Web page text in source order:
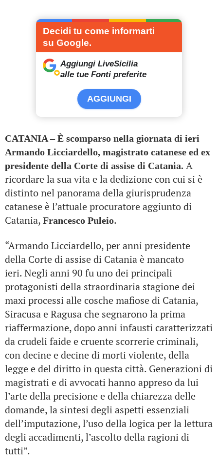
Decidi tu come informarti
su Google.
Aggiungi LiveSicilia
alle tue Fonti preferite
AGGIUNGI
CATANIA – È scomparso nella giornata di ieri
Armando Licciardello, magistrato catanese ed ex
presidente della Corte di assise di Catania. A
ricordare la sua vita e la dedizione con cui si è
distinto nel panorama della giurisprudenza
catanese è l’attuale procuratore aggiunto di
Catania, Francesco Puleio.
“Armando Licciardello, per anni presidente
della Corte di assise di Catania è mancato
ieri.Negli anni 90 fu uno dei principali
protagonisti della straordinaria stagione dei
maxi processi alle cosche mafiose di Catania,
Siracusa e Ragusa che segnarono la prima
riaffermazione, dopo anni infausti caratterizzati
da crudeli faide e cruente scorrerie criminali,
con decine e decine di morti violente, della
legge e del diritto in questa città. Generazioni di
magistrati e di avvocati hanno appreso da lui
l’arte della precisione e della chiarezza delle
domande, la sintesi degli aspetti essenziali
dell’imputazione, l’uso della logica per la lettura
degli accadimenti, l’ascolto della ragioni di
tutti”.